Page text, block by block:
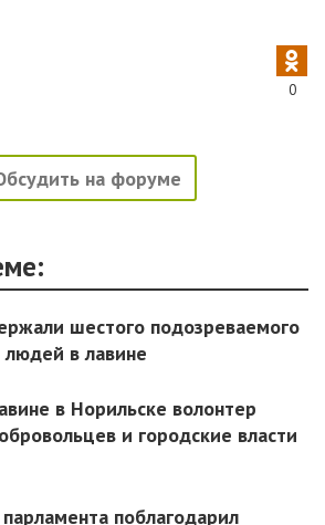
0
на форуме
шестого подозреваемого
в лавине
в Норильске волонтер
и городские власти
поблагодарил